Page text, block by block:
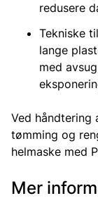
redusere
Tekniske
lange
med
Ved håndtering
tømming og
helmaske med
Mer